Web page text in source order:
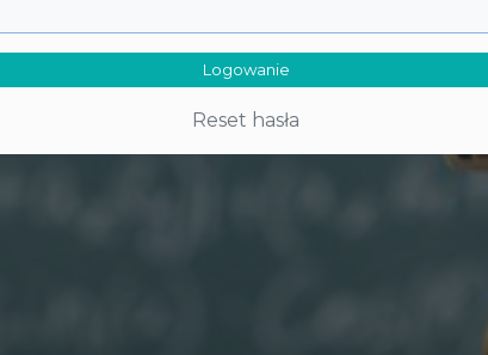
Logowanie
Reset hasła